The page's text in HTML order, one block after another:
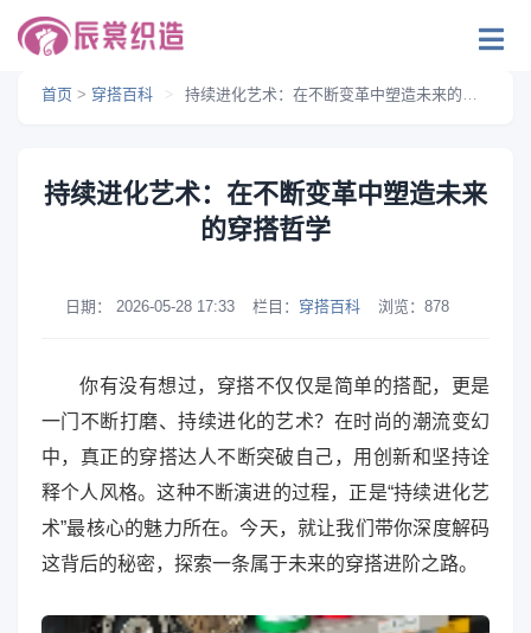
首页 > 穿搭百科 > 持续进化艺术：在不断变革中塑造未来的穿搭哲学
持续进化艺术：在不断变革中塑造未来
的穿搭哲学
日期： 2026-05-28 17:33 栏目： 穿搭百科 浏览： 878
你有没有想过，穿搭不仅仅是简单的搭配，更是
一门不断打磨、持续进化的艺术？在时尚的潮流变幻
中，真正的穿搭达人不断突破自己，用创新和坚持诠
释个人风格。这种不断演进的过程，正是“持续进化艺
术”最核心的魅力所在。今天，就让我们带你深度解码
这背后的秘密，探索一条属于未来的穿搭进阶之路。